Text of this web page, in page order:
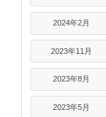
2024年2月
2023年11月
2023年8月
2023年5月